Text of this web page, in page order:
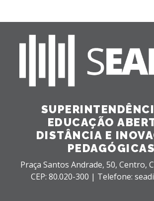
EDUCAÇÃO
DISTÂNCIA E
PEDAGÓGICAS
Praça Santos Andrade, 50, Centro,
CEP: 80.020-300 | Telefone: